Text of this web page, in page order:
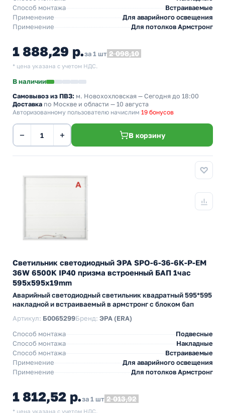
Способ монтажа
Встраиваемые
Применение
Для аварийного освещения
Применение
Для потолков Армстронг
1 888,29 р.за 1 шт 2 098,10
* цена указана с учетом НДС.
В наличии
Самовывоз из ПВЗ: м. Новохохловская — Сегодня до 18:00
Доставка по Москве и области — 10 августа
Авторизованному пользователю начислим 19 бонусов
− + В корзину
Светильник светодиодный ЭРА SPO-6-36-6K-P-EM
36W 6500K IP40 призма встроенный БАП 1час
595x595x19mm
Аварийный светодиодный светильник квадратный 595*595
накладной и встраиваемый в армстронг с блоком бап
Артикул: Б0065299Бренд: ЭРА (ERA)
Способ монтажа
Подвесные
Способ монтажа
Накладные
Способ монтажа
Встраиваемые
Применение
Для аварийного освещения
Применение
Для потолков Армстронг
1 812,52 р.за 1 шт 2 013,92
* цена указана с учетом НДС.